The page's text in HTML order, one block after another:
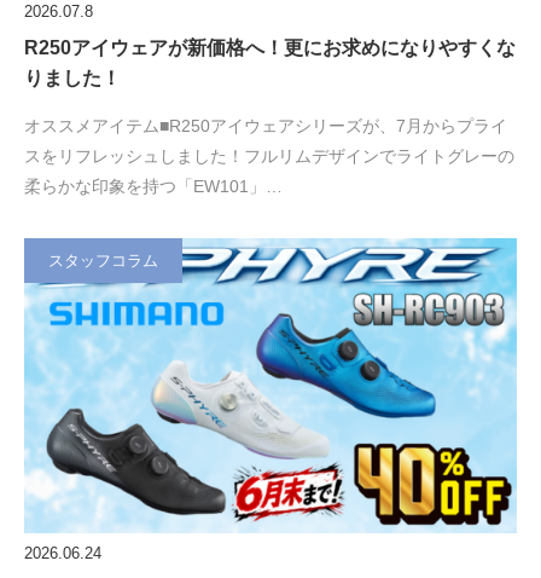
2026.07.8
R250アイウェアが新価格へ！更にお求めになりやすくな
りました！
オススメアイテム■R250アイウェアシリーズが、7月からプライ
スをリフレッシュしました！フルリムデザインでライトグレーの
柔らかな印象を持つ「EW101」…
スタッフコラム
2026.06.24